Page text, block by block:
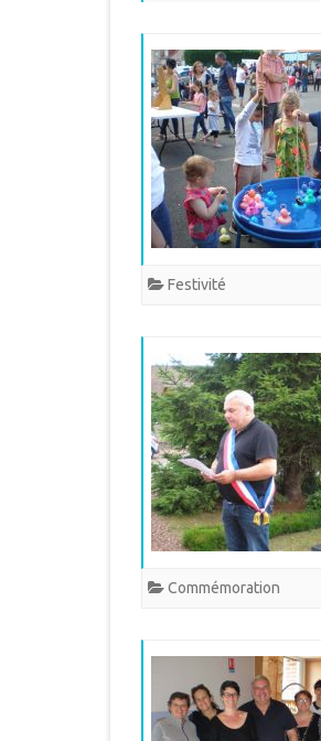
Festivité
Commémoration